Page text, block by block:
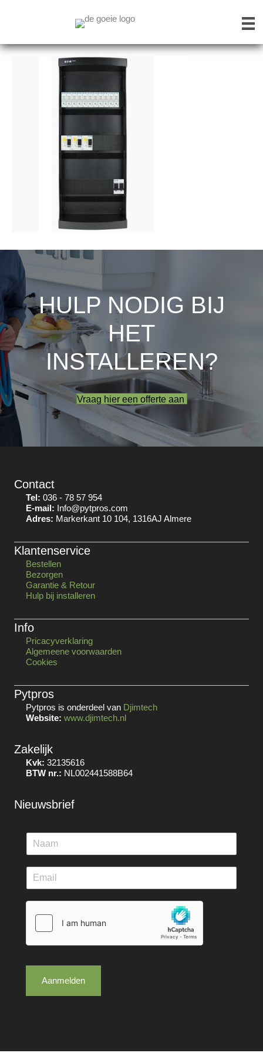
HULP NODIG BIJ
HET
INSTALLEREN?
Vraag hier een offerte aan
Contact
Tel: 036 - 78 57 954
E-mail: Info@pytpros.com
Adres: Markerkant 10 104, 1316AJ Almere
Klantenservice
Bestellen
Bezorgen
Garantie & Retour
Hulp bij installeren
Info
Pricacyverklaring
Algemeene voorwaarden
Cookies
Pytpros
Pytpros is onderdeel van Djimtech
Website: www.djimtech.nl
Zakelijk
Kvk: 32135616
BTW nr.: NL002441588B64
Nieuwsbrief
Aanmelden